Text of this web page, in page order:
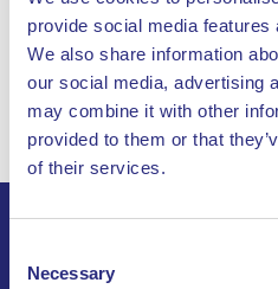
provide social media
We also share information
our social media, advertising
may combine it with other
provided to them or that
of their services.
Selection
Necessary
ABONNIEREN SIE